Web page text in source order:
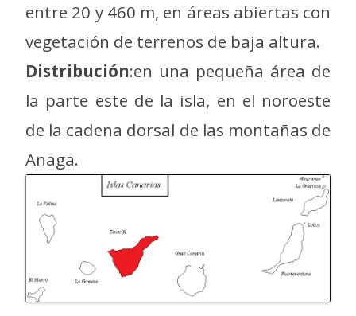
entre 20 y 460 m, en áreas abiertas con
vegetación de terrenos de baja altura.
Distribución:en una pequeña área de
la parte este de la isla, en el noroeste
de la cadena dorsal de las montañas de
Anaga.